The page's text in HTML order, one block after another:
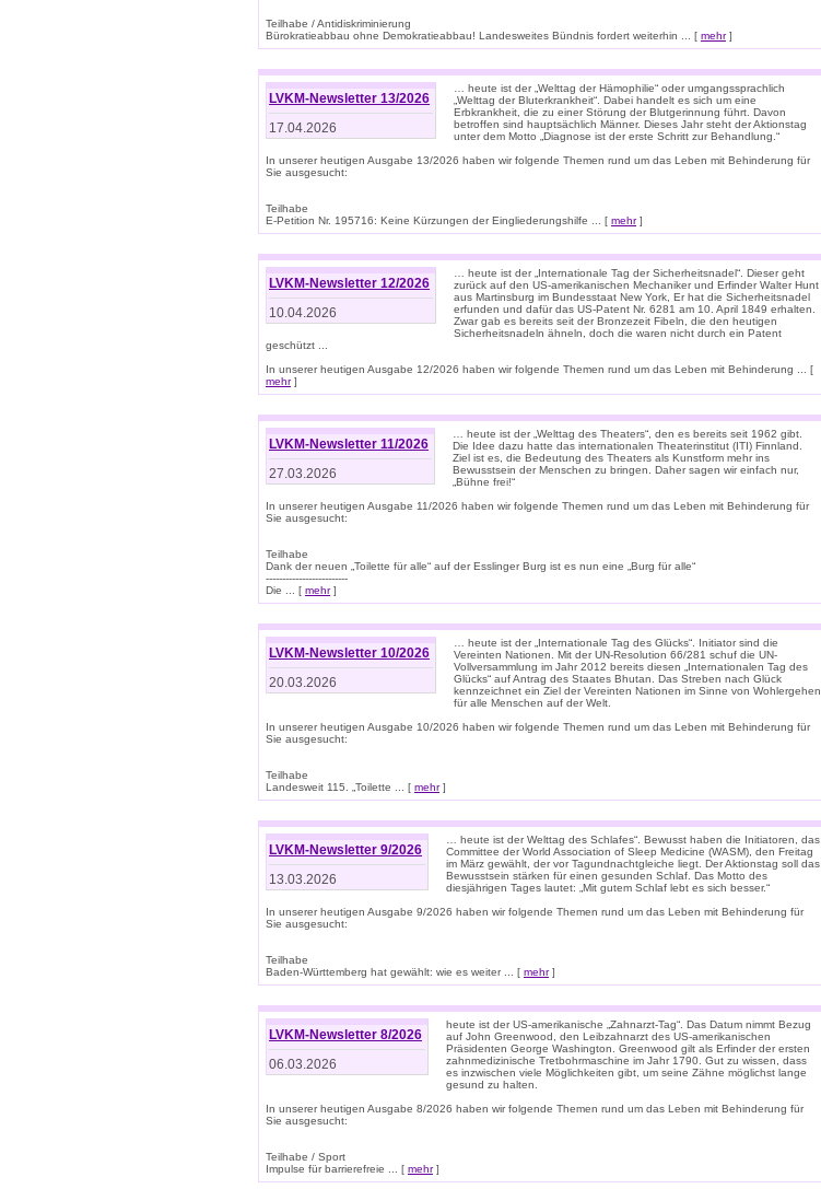
Teilhabe / Antidiskriminierung
Bürokratieabbau ohne Demokratieabbau! Landesweites Bündnis fordert weiterhin ... [ mehr]
LVKM-Newsletter 13/2026
17.04.2026
… heute ist der „Welttag der Hämophilie“ oder umgangssprachlich
„Welttag der Bluterkrankheit“. Dabei handelt es sich um eine
Erbkrankheit, die zu einer Störung der Blutgerinnung führt. Davon
betroffen sind hauptsächlich Männer. Dieses Jahr steht der Aktionstag
unter dem Motto „Diagnose ist der erste Schritt zur Behandlung.“
In unserer heutigen Ausgabe 13/2026 haben wir folgende Themen rund um das Leben mit Behinderung für
Sie ausgesucht:
Teilhabe
E-Petition Nr. 195716: Keine Kürzungen der Eingliederungshilfe ... [ mehr]
LVKM-Newsletter 12/2026
10.04.2026
… heute ist der „Internationale Tag der Sicherheitsnadel“. Dieser geht
zurück auf den US-amerikanischen Mechaniker und Erfinder Walter Hunt
aus Martinsburg im Bundesstaat New York, Er hat die Sicherheitsnadel
erfunden und dafür das US-Patent Nr. 6281 am 10. April 1849 erhalten.
Zwar gab es bereits seit der Bronzezeit Fibeln, die den heutigen
Sicherheitsnadeln ähneln, doch die waren nicht durch ein Patent
geschützt ...
In unserer heutigen Ausgabe 12/2026 haben wir folgende Themen rund um das Leben mit Behinderung ... [
mehr]
LVKM-Newsletter 11/2026
27.03.2026
… heute ist der „Welttag des Theaters“, den es bereits seit 1962 gibt.
Die Idee dazu hatte das internationalen Theaterinstitut (ITI) Finnland.
Ziel ist es, die Bedeutung des Theaters als Kunstform mehr ins
Bewusstsein der Menschen zu bringen. Daher sagen wir einfach nur,
„Bühne frei!“
In unserer heutigen Ausgabe 11/2026 haben wir folgende Themen rund um das Leben mit Behinderung für
Sie ausgesucht:
Teilhabe
Dank der neuen „Toilette für alle“ auf der Esslinger Burg ist es nun eine „Burg für alle“
-------------------------
Die ... [ mehr]
LVKM-Newsletter 10/2026
20.03.2026
… heute ist der „Internationale Tag des Glücks“. Initiator sind die
Vereinten Nationen. Mit der UN-Resolution 66/281 schuf die UN-
Vollversammlung im Jahr 2012 bereits diesen „Internationalen Tag des
Glücks“ auf Antrag des Staates Bhutan. Das Streben nach Glück
kennzeichnet ein Ziel der Vereinten Nationen im Sinne von Wohlergehen
für alle Menschen auf der Welt.
In unserer heutigen Ausgabe 10/2026 haben wir folgende Themen rund um das Leben mit Behinderung für
Sie ausgesucht:
Teilhabe
Landesweit 115. „Toilette ... [ mehr]
LVKM-Newsletter 9/2026
13.03.2026
… heute ist der Welttag des Schlafes“. Bewusst haben die Initiatoren, das
Committee der World Association of Sleep Medicine (WASM), den Freitag
im März gewählt, der vor Tagundnachtgleiche liegt. Der Aktionstag soll das
Bewusstsein stärken für einen gesunden Schlaf. Das Motto des
diesjährigen Tages lautet: „Mit gutem Schlaf lebt es sich besser.“
In unserer heutigen Ausgabe 9/2026 haben wir folgende Themen rund um das Leben mit Behinderung für
Sie ausgesucht:
Teilhabe
Baden-Württemberg hat gewählt: wie es weiter ... [ mehr]
LVKM-Newsletter 8/2026
06.03.2026
heute ist der US-amerikanische „Zahnarzt-Tag“. Das Datum nimmt Bezug
auf John Greenwood, den Leibzahnarzt des US-amerikanischen
Präsidenten George Washington. Greenwood gilt als Erfinder der ersten
zahnmedizinische Tretbohrmaschine im Jahr 1790. Gut zu wissen, dass
es inzwischen viele Möglichkeiten gibt, um seine Zähne möglichst lange
gesund zu halten.
In unserer heutigen Ausgabe 8/2026 haben wir folgende Themen rund um das Leben mit Behinderung für
Sie ausgesucht:
Teilhabe / Sport
Impulse für barrierefreie ... [ mehr]